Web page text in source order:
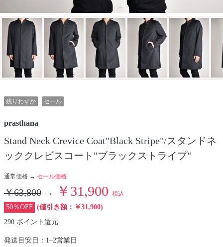
残りわずか セール
prasthana
Stand Neck Crevice Coat"Black Stripe"/スタンドネ
ッククレビスコート"ブラックストライプ"
通常価格 → セール価格
￥63,800 → ￥31,900 税込
50％OFF (値引き額：￥31,900)
290 ポイント還元
発送目安日：1–2営業日